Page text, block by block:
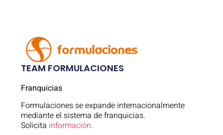
TEAM FORMULACIONES
Franquicias
Formulaciones se expande internacionalmente
mediante el sistema de franquicias.
Solicita información.